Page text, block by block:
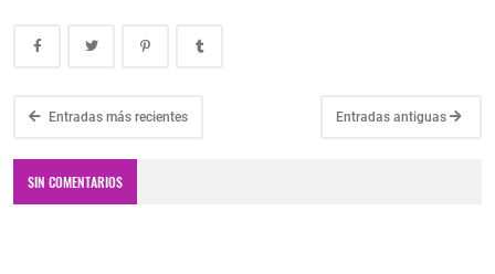
Entradas más recientes Entradas antiguas
SIN COMENTARIOS